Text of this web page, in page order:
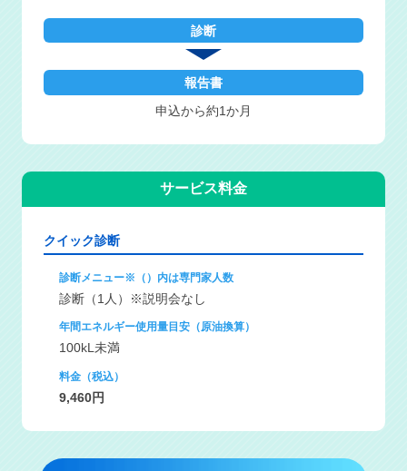
診断
報告書
申込から約1か月
サービス料金
クイック診断
診断メニュー※（）内は専門家人数
診断（1人）※説明会なし
年間エネルギー使用量目安（原油換算）
100kL未満
料金（税込）
9,460円